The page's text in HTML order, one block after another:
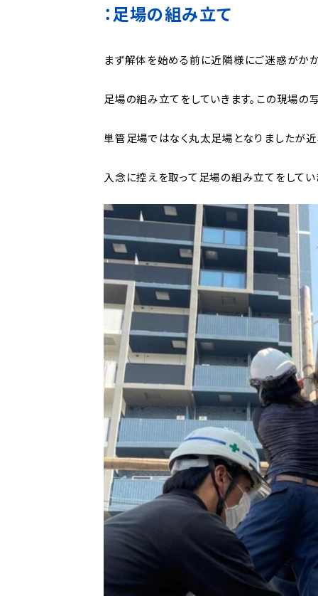
：足場の組み立て
まず解体を始める前に近隣様にご迷惑がか
足場の組み立てをしていきます。この現場
単管足場ではなく丸太足場となりましたが
入念に控えを取って足場の組み立てをしてい